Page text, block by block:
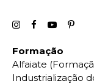
Formação
Alfaiate
Industrialização